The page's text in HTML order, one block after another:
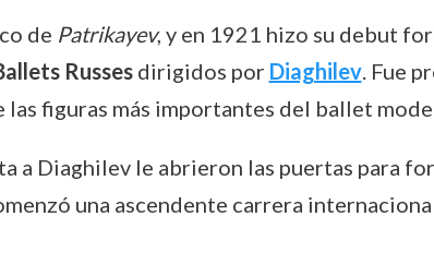
de Patrikayev, y en 1921 hizo su debut
Russesdirigidos por Diaghilev. Fue
figuras más importantes del ballet
a Diaghilev le abrieron las puertas para
una ascendente carrera